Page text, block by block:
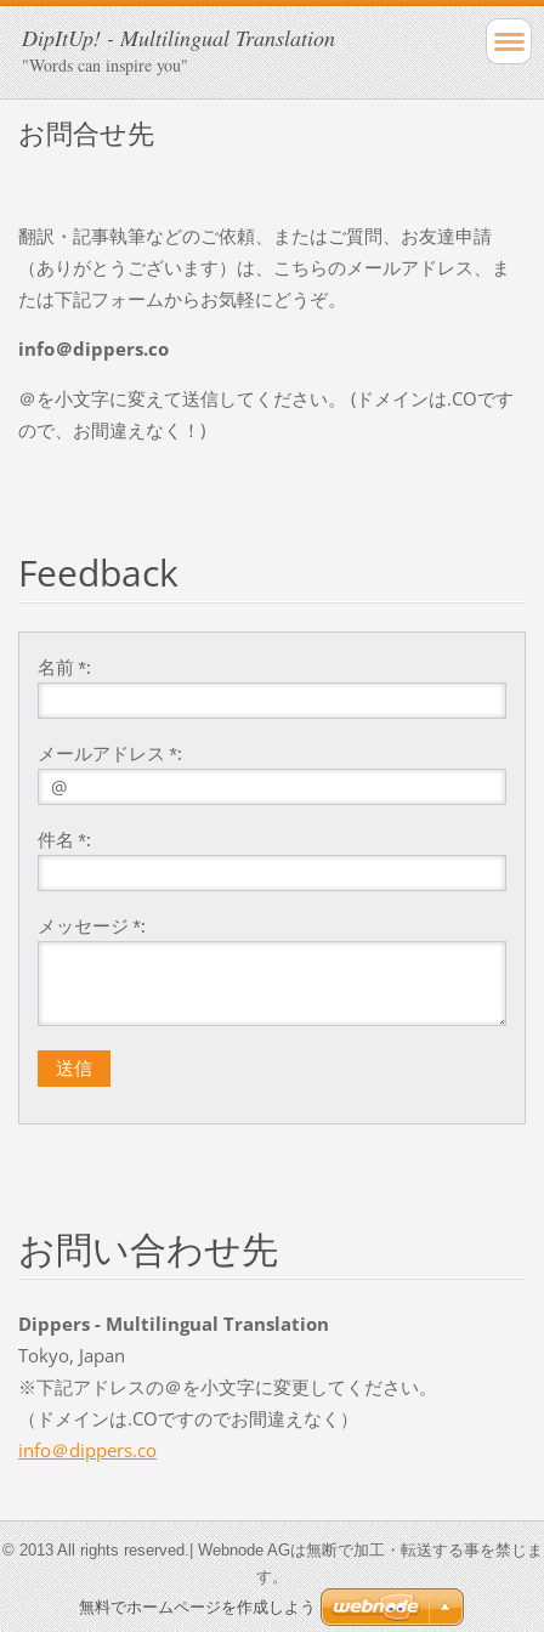
DipItUp! - Multilingual Translation
"Words can inspire you"
お問合せ先
翻訳・記事執筆などのご依頼、またはご質問、お友達申請
（ありがとうございます）は、こちらのメールアドレス、ま
たは下記フォームからお気軽にどうぞ。
info＠dippers.co
＠を小文字に変えて送信してください。 (ドメインは.COです
ので、お間違えなく！)
Feedback
名前 *:
メールアドレス *:
件名 *:
メッセージ *:
お問い合わせ先
Dippers - Multilingual Translation
Tokyo, Japan
※下記アドレスの＠を小文字に変更してください。
（ドメインは.COですのでお間違えなく）
info＠dippers.co
© 2013 All rights reserved.| Webnode AGは無断で加工・転送する事を禁じま
す。
無料でホームページを作成しよう